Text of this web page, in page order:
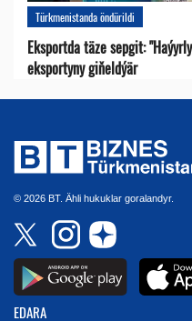
Türkmenistanda öndürildi
Eksportda täze sepgit:
eksportyny giňeldýär
© 2026 BT. Ähli hukuklar goralandyr.
EDARA